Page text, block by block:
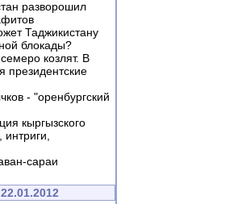
разворошил
Таджикистану
блокады?
козлят. В
президентские
- "оренбургский
кыргызского
сараи